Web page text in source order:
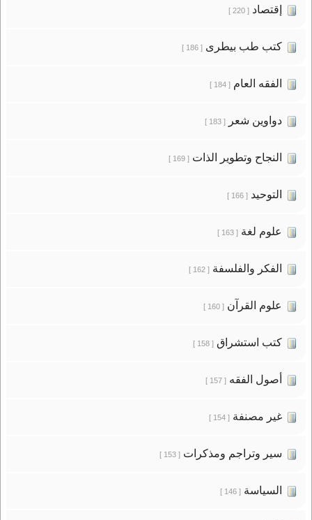
إقتصاد[ 220 ]
كتب طب بيطرى[ 186 ]
الفقه العام[ 184 ]
دواوين شعر[ 183 ]
النجاح وتطوير الذات[ 169 ]
التوحيد[ 166 ]
علوم لغة[ 163 ]
الفكر والفلسفة[ 162 ]
علوم القرآن[ 160 ]
كتب استشراق[ 158 ]
أصول الفقه[ 157 ]
غير مصنفة[ 154 ]
سير وتراجم ومذكرات[ 153 ]
السياسة[ 146 ]